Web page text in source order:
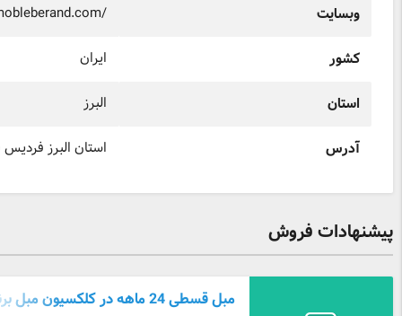
وبسایت
کشور ایران
استان البرز
آدرس استان البرز
پیشنهادات فروش
مبل قسطی 24 ماهه در کلکسیون مبل برند